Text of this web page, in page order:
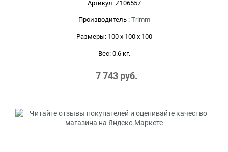
Артикул: Z106557
Производитель : Trimm
Размеры: 100 x 100 x 100
Вес: 0.6кг.
7 743 руб.